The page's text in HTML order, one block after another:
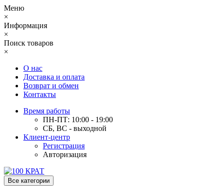
Меню
×
Информация
×
Поиск товаров
×
О нас
Доставка и оплата
Возврат и обмен
Контакты
Время работы
ПН-ПТ: 10:00 - 19:00
СБ, ВС - выходной
Клиент-центр
Регистрация
Авторизация
Все категории